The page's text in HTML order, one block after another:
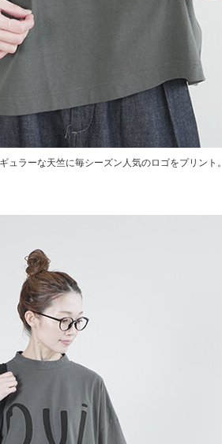
ュラーな天竺に毎シーズン人気のロゴをプリント。